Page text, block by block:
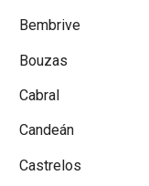
Bembrive
Bouzas
Cabral
Candeán
Castrelos